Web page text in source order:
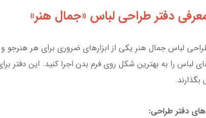
دفتر طراحی لباس «جمال هنر»
لباس جمال هنر یکی از ابزارهای ضروری برای هر هنرجو
لباس را به بهترین شکل روی فرم بدن اجرا کنید. این
دفتر طراحی: